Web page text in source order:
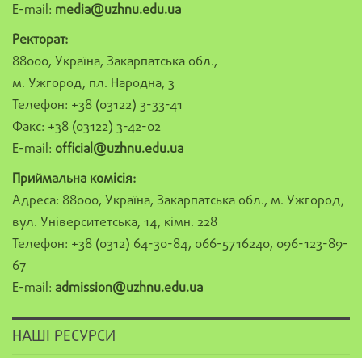
E-mail: media@uzhnu.edu.ua
Ректорат:
88000, Україна, Закарпатська обл.,
м. Ужгород, пл. Народна, 3
Телефон: +38 (03122) 3-33-41
Факс: +38 (03122) 3-42-02
E-mail: official@uzhnu.edu.ua
Приймальна комісія:
Адреса: 88000, Україна, Закарпатська обл., м. Ужгород,
вул. Університетська, 14, кімн. 228
Телефон: +38 (0312) 64-30-84, 066-5716240, 096-123-89-
67
E-mail: admission@uzhnu.edu.ua
НАШІ РЕСУРСИ